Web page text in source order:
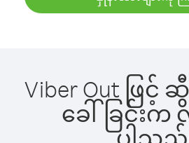
Viber Out ဖြင့်
ခေါ်ခြင်း